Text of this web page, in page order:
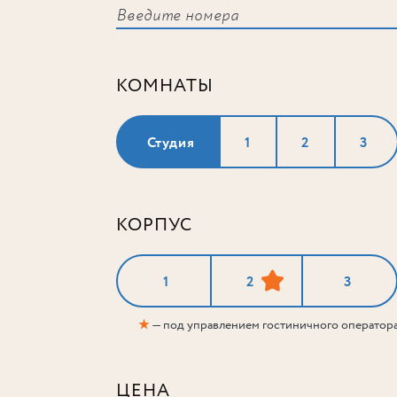
КОМНАТЫ
Студия 1 2 3
КОРПУС
1 2 3
★— под управлением гостиничного
ЦЕНА